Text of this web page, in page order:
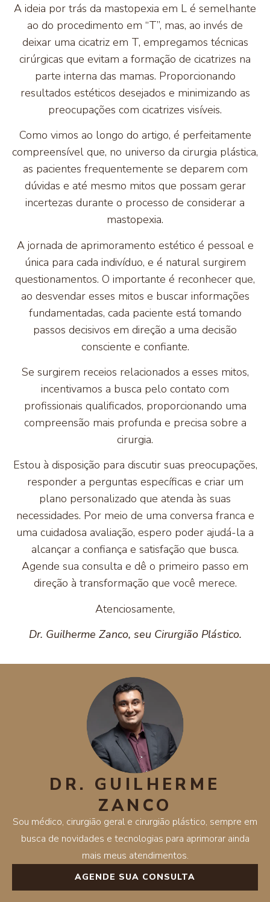
A ideia por trás da mastopexia em L é semelhante
ao do procedimento em “T”, mas, ao invés de
deixar uma cicatriz em T, empregamos técnicas
cirúrgicas que evitam a formação de cicatrizes na
parte interna das mamas. Proporcionando
resultados estéticos desejados e minimizando as
preocupações com cicatrizes visíveis.
Como vimos ao longo do artigo, é perfeitamente
compreensível que, no universo da cirurgia plástica,
as pacientes frequentemente se deparem com
dúvidas e até mesmo mitos que possam gerar
incertezas durante o processo de considerar a
mastopexia.
A jornada de aprimoramento estético é pessoal e
única para cada indivíduo, e é natural surgirem
questionamentos. O importante é reconhecer que,
ao desvendar esses mitos e buscar informações
fundamentadas, cada paciente está tomando
passos decisivos em direção a uma decisão
consciente e confiante.
Se surgirem receios relacionados a esses mitos,
incentivamos a busca pelo contato com
profissionais qualificados, proporcionando uma
compreensão mais profunda e precisa sobre a
cirurgia.
Estou à disposição para discutir suas preocupações,
responder a perguntas específicas e criar um
plano personalizado que atenda às suas
necessidades. Por meio de uma conversa franca e
uma cuidadosa avaliação, espero poder ajudá-la a
alcançar a confiança e satisfação que busca.
Agende sua consulta e dê o primeiro passo em
direção à transformação que você merece.
Atenciosamente,
Dr. Guilherme Zanco, seu Cirurgião Plástico.
DR. GUILHERME
ZANCO
Sou médico, cirurgião geral e cirurgião plástico, sempre em
busca de novidades e tecnologias para aprimorar ainda
mais meus atendimentos.
AGENDE SUA CONSULTA